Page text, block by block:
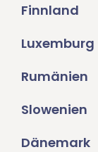
Finnland
Luxemburg
Rumänien
Slowenien
Dänemark